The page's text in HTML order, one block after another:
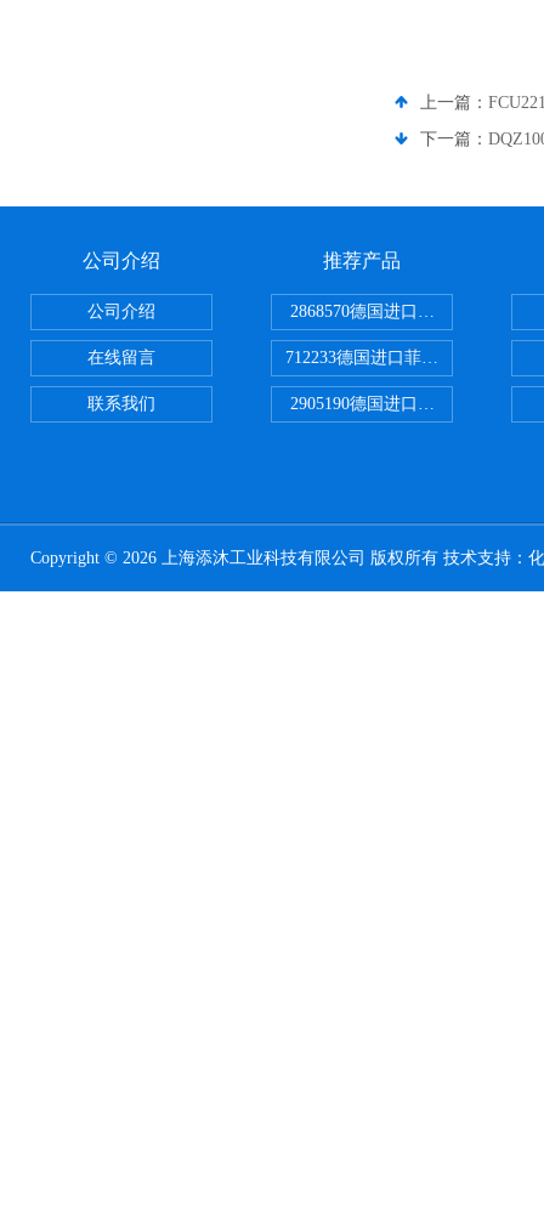
上一篇：
下一篇：
公司介绍
公司介绍
在线留言
联系我们
推荐产品
2868570德国进口菲尼克斯电源
712233德国进口菲尼克斯断路器
2905190德国进口菲尼克斯继电器
Copyright © 2026 上海添沐工业科技有限公司 版权所有 技术支持：